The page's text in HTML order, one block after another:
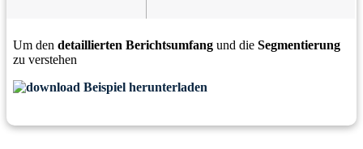
Um den detaillierten Berichtsumfang und die Segmentierung
zu verstehen
Beispiel herunterladen